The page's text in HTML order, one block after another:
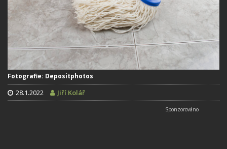
Fotografie: Depositphotos
28.1.2022 Jiří Kolář